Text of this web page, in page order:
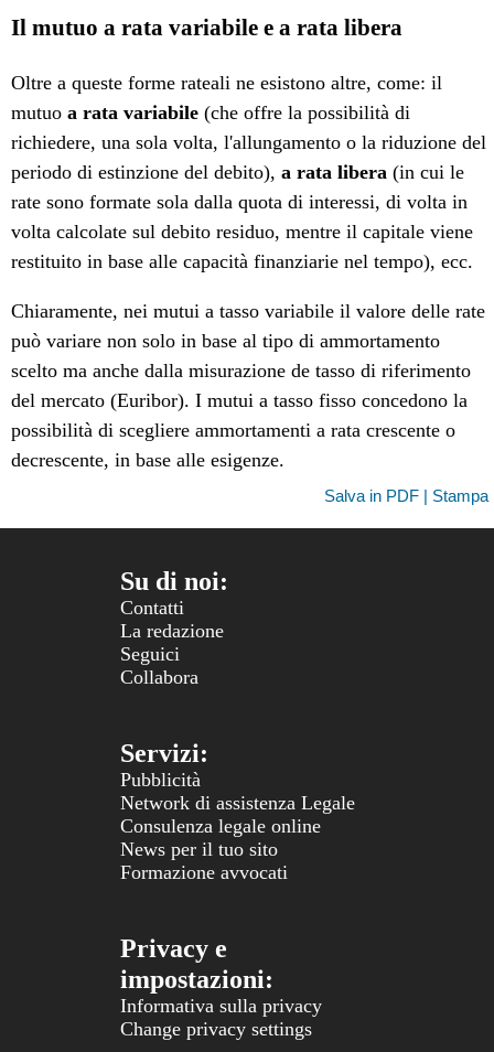
Il mutuo a rata variabile e a rata libera
Oltre a queste forme rateali ne esistono altre, come: il
mutuoa rata variabile (che offre la possibilità di
richiedere, una sola volta, l'allungamento o la riduzione del
periodo di estinzione del debito),a rata libera (in cui le
rate sono formate sola dalla quota di interessi, di volta in
volta calcolate sul debito residuo, mentre il capitale viene
restituito in base alle capacità finanziarie nel tempo), ecc.
Chiaramente, nei mutui a tasso variabile il valore delle rate
può variare non solo in base al tipo di ammortamento
scelto ma anche dalla misurazione de tasso di riferimento
del mercato (Euribor). I mutui a tasso fisso concedono la
possibilità di scegliere ammortamenti a rata crescente o
decrescente, in base alle esigenze.
Salva in PDF | Stampa
Su di noi:
Contatti
La redazione
Seguici
Collabora
Servizi:
Pubblicità
Network di assistenza Legale
Consulenza legale online
News per il tuo sito
Formazione avvocati
Privacy e
impostazioni:
Informativa sulla privacy
Change privacy settings